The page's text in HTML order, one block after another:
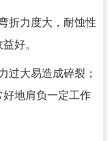
折力度大，耐蚀性
好。
大易造成碎裂；
地肩负一定工作